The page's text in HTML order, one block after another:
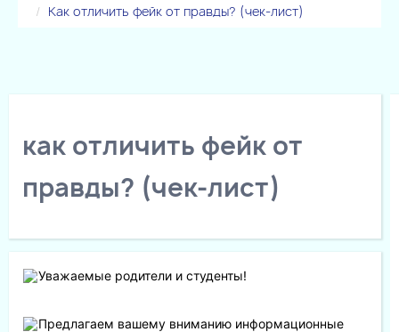
Как отличить фейк от правды? (чек-лист)
как отличить фейк от
правды? (чек-лист)
Уважаемые родители и студенты!
Предлагаем вашему вниманию информационные